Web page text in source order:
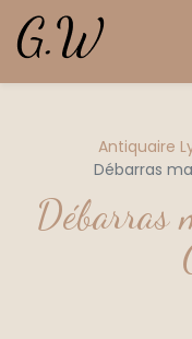
Antiquaire
Débarras
Débarras
Panneau de gestion des